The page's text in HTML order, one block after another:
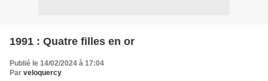
1991 : Quatre filles en or
Publié le 14/02/2024 à 17:04
Par veloquercy